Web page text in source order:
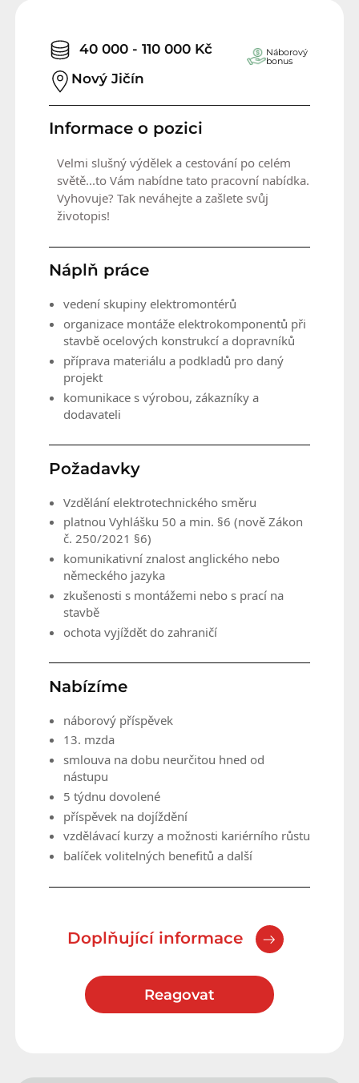
40 000 - 110 000 Kč
Nový Jičín
Náborový
bonus
Informace o pozici
Velmi slušný výdělek a cestování po celém
světě...to Vám nabídne tato pracovní nabídka.
Vyhovuje? Tak neváhejte a zašlete svůj
životopis!
Náplň práce
vedení skupiny elektromontérů
organizace montáže elektrokomponentů při
stavbě ocelových konstrukcí a dopravníků
příprava materiálu a podkladů pro daný
projekt
komunikace s výrobou, zákazníky a
dodavateli
Požadavky
Vzdělání elektrotechnického směru
platnou Vyhlášku 50 a min. §6 (nově Zákon
č. 250/2021 §6)
komunikativní znalost anglického nebo
německého jazyka
zkušenosti s montážemi nebo s prací na
stavbě
ochota vyjíždět do zahraničí
Nabízíme
náborový příspěvek
13. mzda
smlouva na dobu neurčitou hned od
nástupu
5 týdnu dovolené
příspěvek na dojíždění
vzdělávací kurzy a možnosti kariérního růstu
balíček volitelných benefitů a další
Doplňující informace
Reagovat